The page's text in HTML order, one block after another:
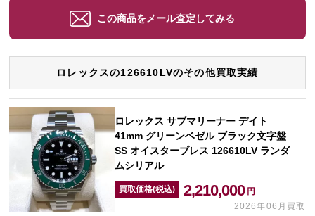
この商品をメール査定してみる
ロレックスの126610LVのその他買取実績
ロレックス サブマリーナー デイト
41mm グリーンベゼル ブラック文字盤
SS オイスターブレス 126610LV ランダ
ムシリアル
買取価格(税込) 2,210,000 円
2026年06月買取